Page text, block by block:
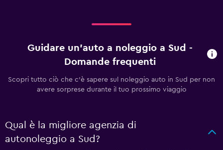
Guidare un'auto a noleggio a Sud -
Domande frequenti
Scopri tutto ciò che c'è sapere sul noleggio auto in Sud per non
avere sorprese durante il tuo prossimo viaggio
Qual è la migliore agenzia di
autonoleggio a Sud?